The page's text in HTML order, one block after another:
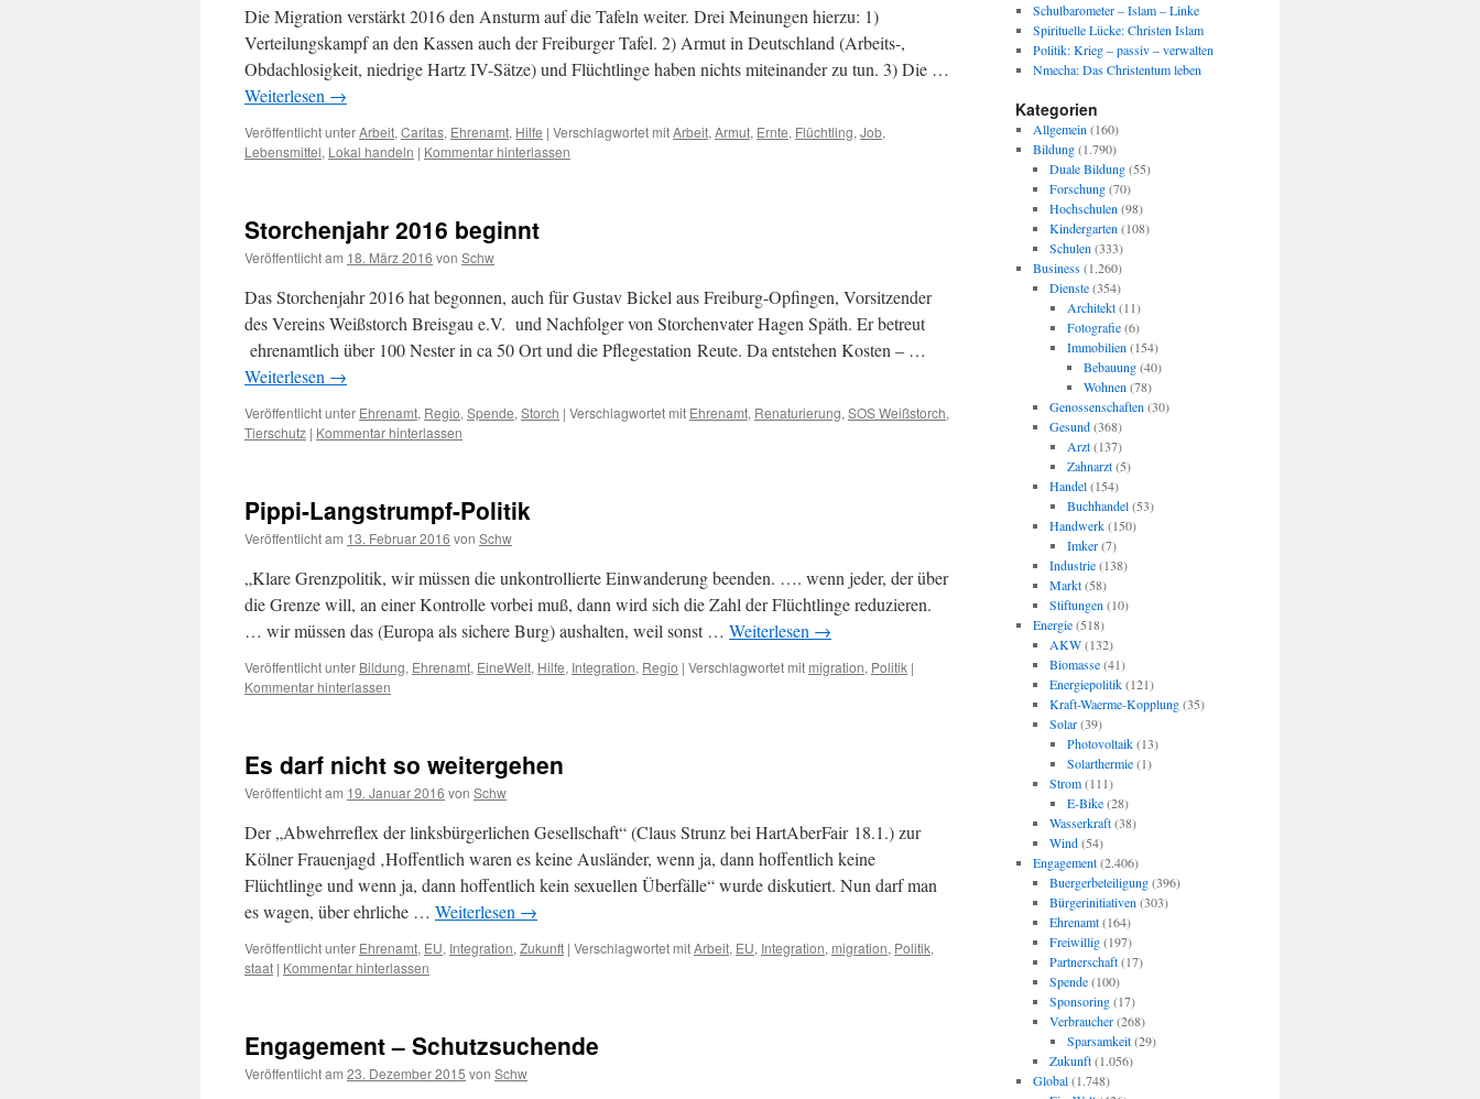
Die Migration verstärkt 2016 den Ansturm auf die Tafeln weiter. Drei Meinungen hierzu: 1)
Verteilungskampf an den Kassen auch der Freiburger Tafel. 2) Armut in Deutschland (Arbeits-,
Obdachlosigkeit, niedrige Hartz IV-Sätze) und Flüchtlinge haben nichts miteinander zu tun. 3) Die …
Weiterlesen →
Veröffentlicht unterArbeit, Caritas, Ehrenamt, Hilfe | Verschlagwortet mitArbeit, Armut, Ernte, Flüchtling, Job,
Lebensmittel, Lokal handeln | Kommentar hinterlassen
Storchenjahr 2016 beginnt
Veröffentlicht am 18. März 2016 von Schw
Das Storchenjahr 2016 hat begonnen, auch für Gustav Bickel aus Freiburg-Opfingen, Vorsitzender
des Vereins Weißstorch Breisgau e.V. und Nachfolger von Storchenvater Hagen Späth. Er betreut
ehrenamtlich über 100 Nester in ca 50 Ort und die Pflegestation Reute. Da entstehen Kosten – …
Weiterlesen →
Veröffentlicht unter Ehrenamt, Regio, Spende, Storch | Verschlagwortet mit Ehrenamt, Renaturierung, SOS Weißstorch,
Tierschutz | Kommentar hinterlassen
Pippi-Langstrumpf-Politik
Veröffentlicht am 13. Februar 2016 von Schw
„Klare Grenzpolitik, wir müssen die unkontrollierte Einwanderung beenden. …. wenn jeder, der über
die Grenze will, an einer Kontrolle vorbei muß, dann wird sich die Zahl der Flüchtlinge reduzieren.
… wir müssen das (Europa als sichere Burg) aushalten, weil sonst … Weiterlesen →
Veröffentlicht unter Bildung, Ehrenamt, EineWelt, Hilfe, Integration, Regio | Verschlagwortet mit migration, Politik |
Kommentar hinterlassen
Es darf nicht so weitergehen
Veröffentlicht am 19. Januar 2016 von Schw
Der „Abwehrreflex der linksbürgerlichen Gesellschaft“ (Claus Strunz bei HartAberFair 18.1.) zur
Kölner Frauenjagd ‚Hoffentlich waren es keine Ausländer, wenn ja, dann hoffentlich keine
Flüchtlinge und wenn ja, dann hoffentlich kein sexuellen Überfälle“ wurde diskutiert. Nun darf man
es wagen, über ehrliche … Weiterlesen →
Veröffentlicht unter Ehrenamt, EU, Integration, Zukunft | Verschlagwortet mitArbeit, EU, Integration, migration, Politik,
staat | Kommentar hinterlassen
Engagement – Schutzsuchende
Veröffentlicht am 23. Dezember 2015 von Schw
Schulbarometer – Islam – Linke
Spirituelle Lücke: Christen Islam
Politik: Krieg – passiv – verwalten
Nmecha: Das Christentum leben
Kategorien
Allgemein (160)
Bildung(1.790)
Duale Bildung(55)
Forschung(70)
Hochschulen (98)
Kindergarten (108)
Schulen (333)
Business(1.260)
Dienste(354)
Architekt(11)
Fotografie(6)
Immobilien (154)
Bebauung(40)
Wohnen (78)
Genossenschaften (30)
Gesund(368)
Arzt(137)
Zahnarzt(5)
Handel(154)
Buchhandel(53)
Handwerk(150)
Imker(7)
Industrie(138)
Markt(58)
Stiftungen (10)
Energie(518)
AKW(132)
Biomasse(41)
Energiepolitik(121)
Kraft-Waerme-Kopplung(35)
Solar(39)
Photovoltaik(13)
Solarthermie(1)
Strom(111)
E-Bike(28)
Wasserkraft(38)
Wind(54)
Engagement(2.406)
Buergerbeteiligung(396)
Bürgerinitiativen (303)
Ehrenamt(164)
Freiwillig(197)
Partnerschaft(17)
Spende(100)
Sponsoring(17)
Verbraucher(268)
Sparsamkeit(29)
Zukunft(1.056)
Global(1.748)